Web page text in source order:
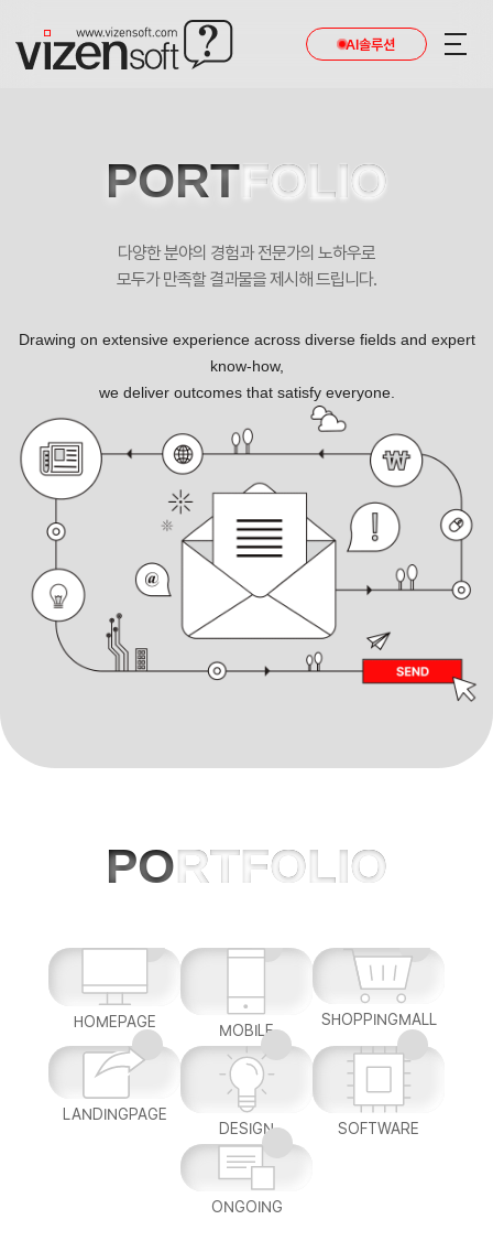
AI솔루션
애순인터내셔널 모바일 랜딩페이지제작 포트폴리오
PORTFOLIO
다양한 분야의 경험과 전문가의 노하우로
모두가 만족할 결과물을 제시해 드립니다.
Drawing on extensive experience across diverse fields and expert
know-how,
we deliver outcomes that satisfy everyone.
PORTFOLIO
HOMEPAGE MOBILE
SHOPPINGMALL
LANDINGPAGE
DESIGN
SOFTWARE
ONGOING